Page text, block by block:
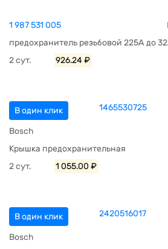
1 987 531 005
предохранитель резьбовой 225A до
2 сут.
926.24 ₽
В один клик 1465530725
Bosch
Крышка предохранительная
2 сут.
1 055.00 ₽
В один клик 2420516017
Bosch